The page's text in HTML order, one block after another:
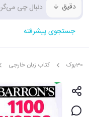
دقیق
جستجوی پیشرفته
30بوک کتاب زبان خارجی